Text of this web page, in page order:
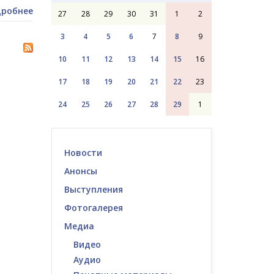
27 28 29 30 31 1 2
3 4 5 6 7 8 9
10 11 12 13 14 15 16
17 18 19 20 21 22 23
24 25 26 27 28 29 1
Новости
Анонсы
Выступления
Фотогалерея
Медиа
Видео
Аудио